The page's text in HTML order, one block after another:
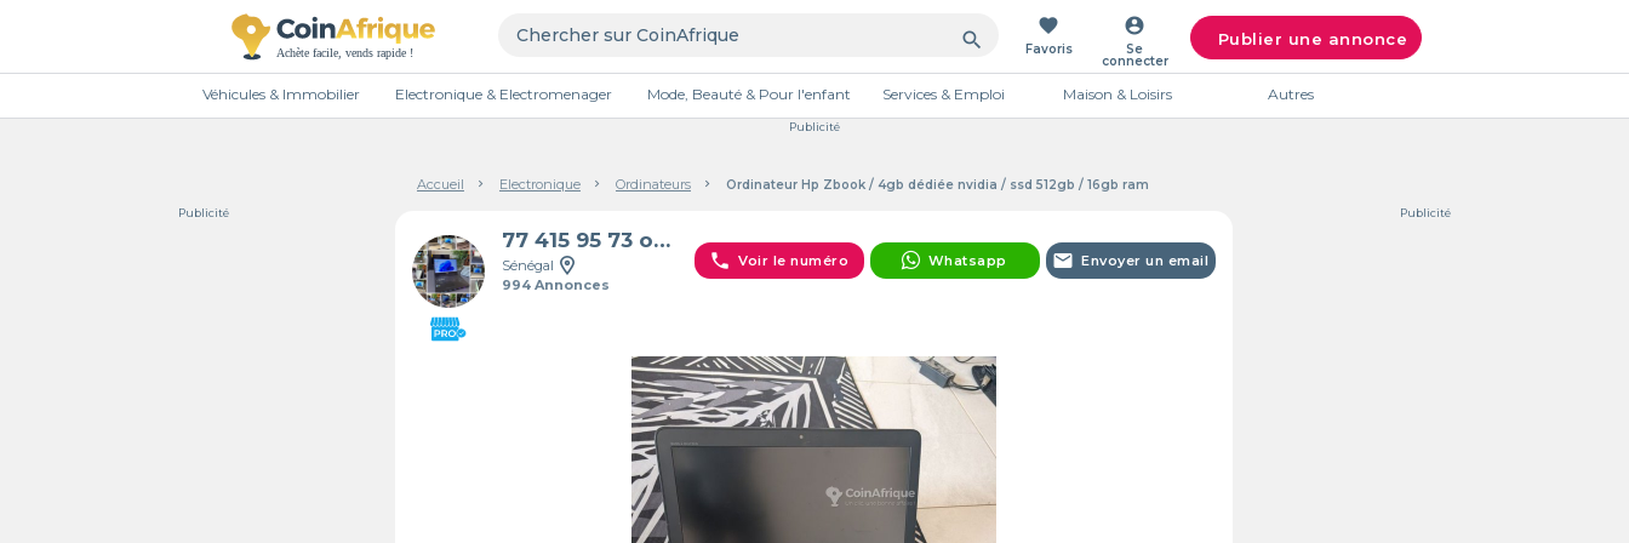
search
favorite
Favoris
account_circle
Se
connecter
Publier une annonce
Véhicules & Immobilier Electronique & Electromenager Mode, Beauté & Pour l'enfant Services & Emploi Maison & Loisirs Autres
Publicité
Accueil Electronique Ordinateurs Ordinateur Hp Zbook / 4gb dédiée nvidia / ssd 512gb / 16gb ram
Publicité
77 415 95 73 ordinateur portab
Sénégal
994 Annonces
phone Voir le numéro Whatsapp email Envoyer un email
Publicité